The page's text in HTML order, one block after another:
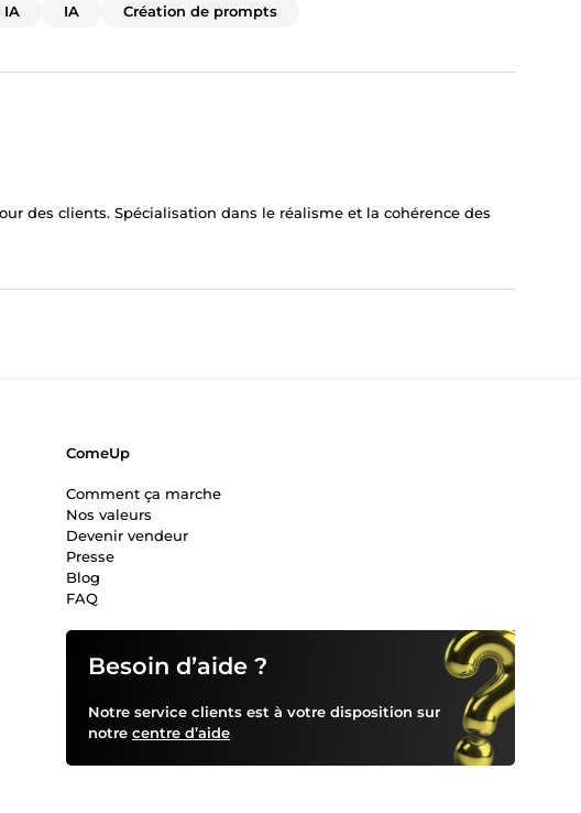
IA IA Création de prompts
des clients. Spécialisation dans le réalisme et la cohérence des
Besoin d’aide ?
Notre service clients est à votre disposition sur
notre centre d’aide
ComeUp
Comment ça marche
Nos valeurs
Devenir vendeur
Presse
Blog
FAQ